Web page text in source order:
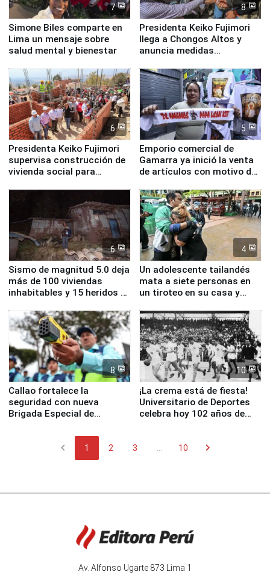
7
Simone Biles comparte en
Lima un mensaje sobre
salud mental y bienestar
8
Presidenta Keiko Fujimori
llega a Chongos Altos y
anuncia medidas
educación, salud y empleo
6
Presidenta Keiko Fujimori
supervisa construcción de
vivienda social para
5
Emporio comercial de
Gamarra ya inició la venta
de artículos con motivo de
6
Sismo de magnitud 5.0 deja
más de 100 viviendas
inhabitables y 15 heridos en
4
Un adolescente tailandés
mata a siete personas en
un tiroteo en su casa y
8
Callao fortalece la
seguridad con nueva
Brigada Especial de
equipamiento para
10
¡La crema está de fiesta!
Universitario de Deportes
celebra hoy 102 años de
chevron_left 1 2 3 10 chevron_right
Av. Alfonso Ugarte 873 Lima 1